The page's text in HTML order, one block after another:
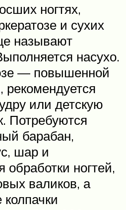
ногтях,
и сухих
называют
насухо.
— повышенной
рекомендуется
или детскую
Потребуются
барабан,
шар и
ногтей,
валиков, а